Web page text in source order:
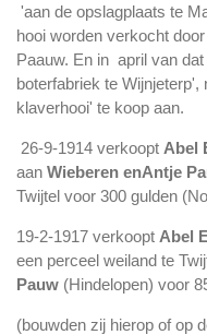
'aan de opslagplaats te
hooi worden verkocht
Paauw. En in april van
boterfabriek te
klaverhooi' te koop aan.
26-9-1914 verkoopt Abel
aan Wieberen enAntje
Twijtel voor 300 gulden
19-2-1917 verkoopt Abel
een perceel weiland te
Pauw (Hindelopen) voor
(bouwden zij hierop of op